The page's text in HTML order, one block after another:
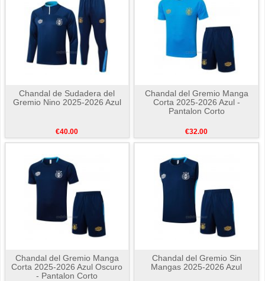
Chandal de Sudadera del
Gremio Nino 2025-2026 Azul
€40.00
Chandal del Gremio Manga
Corta 2025-2026 Azul -
Pantalon Corto
€32.00
Chandal del Gremio Manga
Corta 2025-2026 Azul Oscuro
- Pantalon Corto
Chandal del Gremio Sin
Mangas 2025-2026 Azul